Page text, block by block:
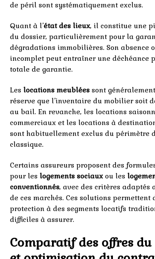
de péril sont systématiquement exclus.
Quant à l’état des lieux, il constitue une
du dossier, particulièrement pour la
dégradations immobilières. Son absence
incomplet peut entraîner une déchéance
totale de garantie.
Les locations meublées sont
réserve que l’inventaire du mobilier soit
au bail. En revanche, les locations
commerciaux et les locations à
sont habituellement exclus du périmètre
classique.
Certains assureurs proposent des
pour les logements sociaux ou les
conventionnés, avec des critères adaptés
de ces marchés. Ces solutions permettent
protection à des segments locatifs
difficiles à assurer.
Comparatif des offres